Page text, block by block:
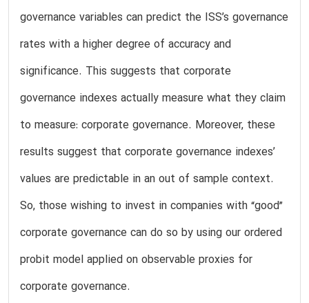
governance variables can predict the ISS’s governance
rates with a higher degree of accuracy and
significance. This suggests that corporate
governance indexes actually measure what they claim
to measure: corporate governance. Moreover, these
results suggest that corporate governance indexes’
values are predictable in an out of sample context.
So, those wishing to invest in companies with “good”
corporate governance can do so by using our ordered
probit model applied on observable proxies for
corporate governance.